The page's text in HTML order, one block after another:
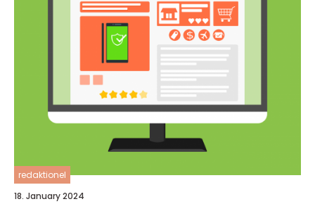
redaktionel
18. January 2024